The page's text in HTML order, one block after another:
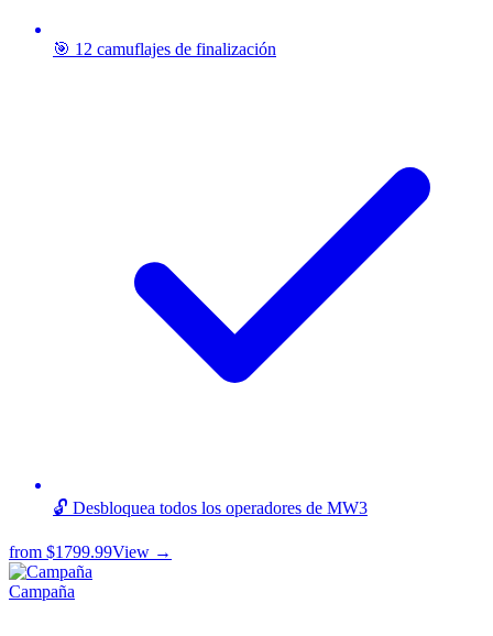
🎯 12 camuflajes de finalización
🔓 Desbloquea todos los operadores de MW3
from $1799.99View →
Campaña